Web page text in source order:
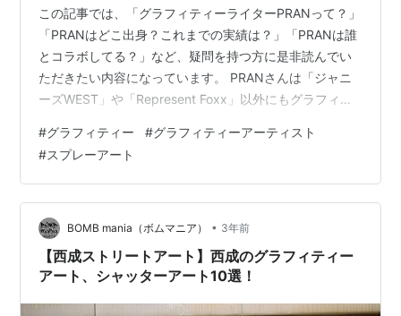
この記事では、「グラフィティーライターPRANって？」
「PRANはどこ出身？これまでの実績は？」「PRANは誰
とコラボしてる？」など、疑問を持つ方に是非読んでい
ただきたい内容になっています。 PRANさんは「ジャニ
ーズWEST」や「Represent Foxx」以外にもグラフィテ
す。 それ以外にも格闘技関連のコンテンツやバイク関連
の雑誌でも見ることができ様々なジャンルで露出のある
注目のグラフィティーアーティストです！ グラフィティ
ーライター「PRAN」のプロフィール PRANの代表的なア
イコン・キャラクター 「まめた」 スプレーアーティスト
「PR…
#グラフィティー #グラフィティーアーティスト
#スプレーアート
BOMB mania（ボムマニア） • 3年前
【西成ストリートアート】西成のグラフィティー
アート、シャッターアート10選！